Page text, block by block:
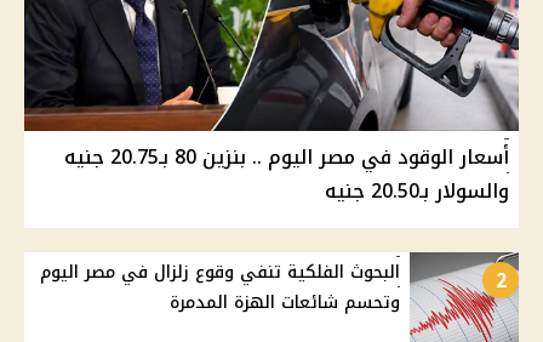
أسعار الوقود في مصر اليوم .. بنزين 80 بـ20.75 جنيه
والسولار بـ20.50 جنيه
2
البحوث الفلكية تنفي وقوع زلزال في مصر اليوم
وتحسم شائعات الهزة المدمرة